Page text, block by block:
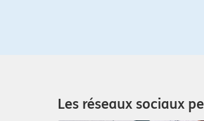
Les réseaux sociaux